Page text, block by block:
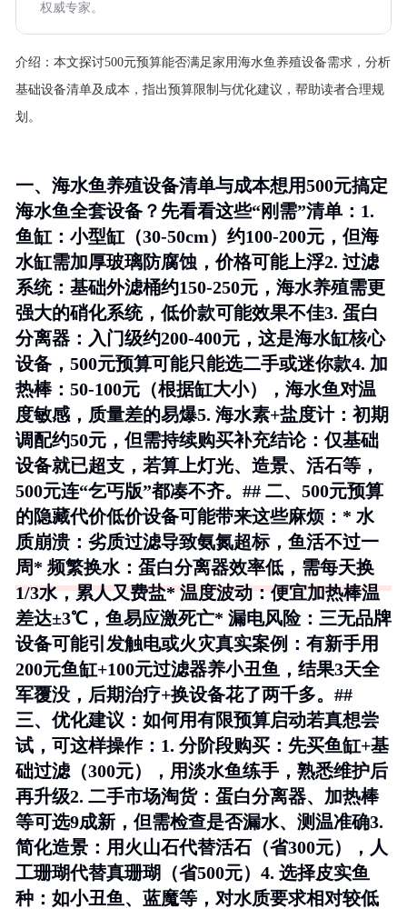
权威专家。
介绍： 本文探讨500元预算能否满足家用海水鱼养殖设备需求，分析
基础设备清单及成本，指出预算限制与优化建议，帮助读者合理规
划。
一、海水鱼养殖设备清单与成本想用500元搞定
海水鱼全套设备？先看看这些“刚需”清单：1.
鱼缸 ：小型缸（30-50cm）约100-200元，但海
水缸需加厚玻璃防腐蚀，价格可能上浮2. 过滤
系统：基础外滤桶约150-250元，海水养殖需更
强大的硝化系统，低价款可能效果不佳3. 蛋白
分离器 ：入门级约200-400元，这是海水缸核心
设备，500元预算可能只能选二手或迷你款4. 加
热棒：50-100元（根据缸大小），海水鱼对温
度敏感，质量差的易爆5. 海水素+盐度计：初期
调配约50元，但需持续购买补充结论：仅基础
设备就已超支，若算上灯光、造景、活石等，
500元连“乞丐版”都凑不齐。## 二、500元预算
的隐藏代价低价设备可能带来这些麻烦：* 水
质崩溃：劣质过滤导致氨氮超标，鱼活不过一
周* 频繁换水：蛋白分离器效率低，需每天换
1/3水，累人又费盐*温度波动：便宜加热棒温
差达±3℃，鱼易应激死亡* 漏电风险：三无品牌
设备可能引发触电或火灾真实案例 ：有新手用
200元鱼缸+100元过滤器养小丑鱼，结果3天全
军覆没，后期治疗+换设备花了两千多。##
三、优化建议：如何用有限预算启动若真想尝
试，可这样操作：1. 分阶段购买 ：先买鱼缸+基
础过滤（300元），用淡水鱼练手，熟悉维护后
再升级2. 二手市场淘货：蛋白分离器、加热棒
等可选9成新，但需检查是否漏水、测温准确3.
简化造景 ：用火山石代替活石（省300元），人
工珊瑚代替真珊瑚（省500元）4. 选择皮实鱼
种 ：如小丑鱼、蓝魔等，对水质要求相对较低